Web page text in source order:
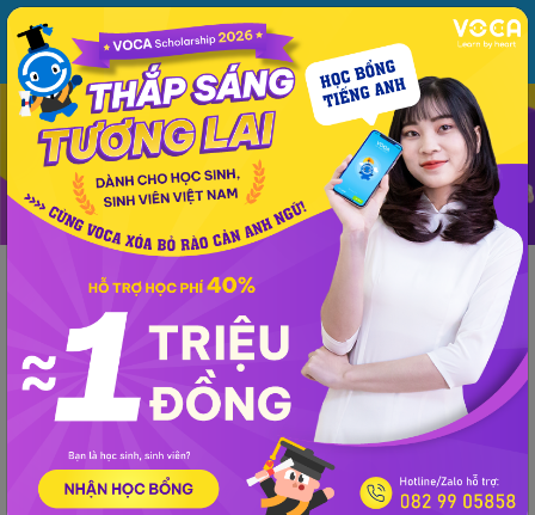
MENU ĐĂNG NHẬP
Từ vựng Ngữ pháp Mẫu câu Học phát âm Luyện viết
Kiến thức ngữ pháp
Phương pháp - kinh nghiệm
Ngữ pháp
Kiến thức ngữ pháp
Tất tần tật cấu trúc The Last Time trong tiếng
VOCA đăng lúc 14:26 18/04/2022